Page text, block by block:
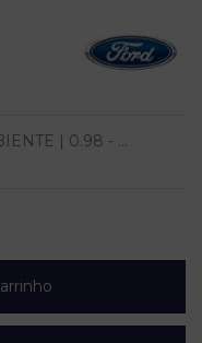
| 0.98 - ...